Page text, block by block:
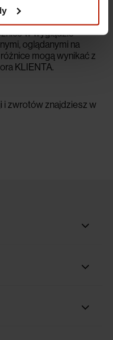
w wyglądzie
oglądanymi na
mogą wynikać z
KLIENTA.
i zwrotów znajdziesz w